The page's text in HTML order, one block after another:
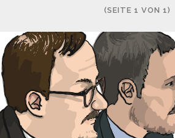
(SEITE 1 VON 1)